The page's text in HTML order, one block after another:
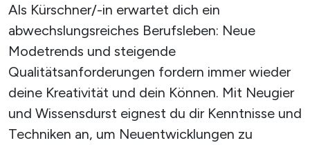
Als Kürschner/-in erwartet dich ein
abwechslungsreiches Berufsleben: Neue
Modetrends und steigende
Qualitätsanforderungen fordern immer wieder
deine Kreativität und dein Können. Mit Neugier
und Wissensdurst eignest du dir Kenntnisse und
Techniken an, um Neuentwicklungen zu